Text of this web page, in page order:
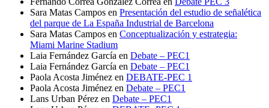
Sara Matas Campos en Presentación del estudio de señalética
del parque de La España Industrial de Barcelona
Sara Matas Campos en Conceptualización y estrategia:
Miami Marine Stadium
Laia Fernández García en Debate – PEC1
Laia Fernández García en Debate – PEC1
Paola Acosta Jiménez en DEBATE-PEC 1
Paola Acosta Jiménez en Debate – PEC1
Lans Urban Pérez en Debate – PEC1